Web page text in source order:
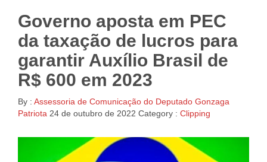
Governo aposta em PEC
da taxação de lucros para
garantir Auxílio Brasil de
R$ 600 em 2023
By : Assessoria de Comunicação do Deputado Gonzaga
Patriota 24 de outubro de 2022 Category : Clipping